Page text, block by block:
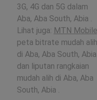
3G, 4G dan 5G dalam
Aba, Aba South, Abia .
Lihat juga: MTN Mobile
peta bitrate mudah alih
di Aba, Aba South, Abia
dan liputan rangkaian
mudah alih di Aba, Aba
South, Abia .